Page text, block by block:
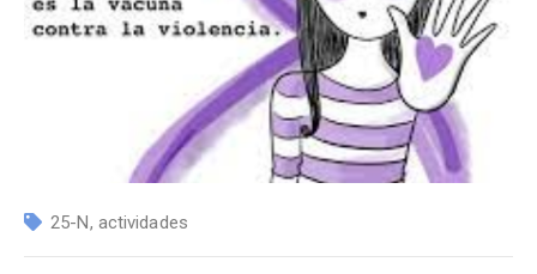
25-N, actividades